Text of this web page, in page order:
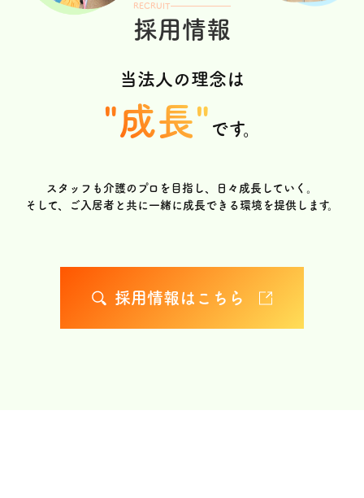
RECRUIT
採用情報
当法人の理念は
"成長" です。
スタッフも介護のプロを目指し、日々成長していく。
そして、ご入居者と共に一緒に成長できる環境を提供します。
採用情報はこちら